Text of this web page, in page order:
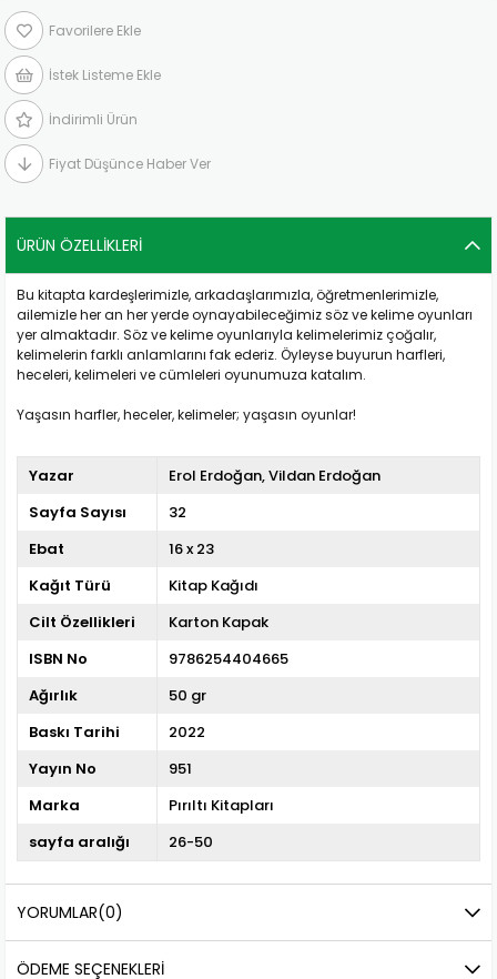
Favorilere Ekle
İstek Listeme Ekle
İndirimli Ürün
Fiyat Düşünce Haber Ver
ÜRÜN ÖZELLIKLERI
Bu kitapta kardeşlerimizle, arkadaşlarımızla, öğretmenlerimizle,
ailemizle her an her yerde oynayabileceğimiz söz ve kelime oyunları
yer almaktadır. Söz ve kelime oyunlarıyla kelimelerimiz çoğalır,
kelimelerin farklı anlamlarını fak ederiz. Öyleyse buyurun harfleri,
heceleri, kelimeleri ve cümleleri oyunumuza katalım.
Yaşasın harfler, heceler, kelimeler; yaşasın oyunlar!
Yazar Erol Erdoğan Vildan Erdoğan
Sayfa Sayısı
32
Ebat
16 x 23
Kağıt Türü
Kitap Kağıdı
Cilt Özellikleri
Karton Kapak
ISBN No
9786254404665
Ağırlık
50 gr
Baskı Tarihi
2022
Yayın No
951
Marka
Pırıltı Kitapları
sayfa aralığı
26-50
YORUMLAR(0)
ÖDEME SEÇENEKLERI